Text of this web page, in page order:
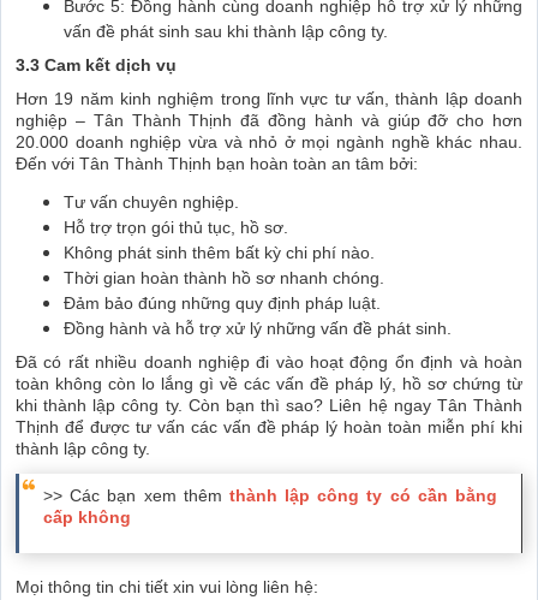
Bước 5: Đồng hành cùng doanh nghiệp hỗ trợ xử lý những
vấn đề phát sinh sau khi thành lập công ty.
3.3 Cam kết dịch vụ
Hơn 19 năm kinh nghiệm trong lĩnh vực tư vấn, thành lập doanh
nghiệp – Tân Thành Thịnh đã đồng hành và giúp đỡ cho hơn
20.000 doanh nghiệp vừa và nhỏ ở mọi ngành nghề khác nhau.
Đến với Tân Thành Thịnh bạn hoàn toàn an tâm bởi:
Tư vấn chuyên nghiệp.
Hỗ trợ trọn gói thủ tục, hồ sơ.
Không phát sinh thêm bất kỳ chi phí nào.
Thời gian hoàn thành hồ sơ nhanh chóng.
Đảm bảo đúng những quy định pháp luật.
Đồng hành và hỗ trợ xử lý những vấn đề phát sinh.
Đã có rất nhiều doanh nghiệp đi vào hoạt động ổn định và hoàn
toàn không còn lo lắng gì về các vấn đề pháp lý, hồ sơ chứng từ
khi thành lập công ty. Còn bạn thì sao? Liên hệ ngay Tân Thành
Thịnh để được tư vấn các vấn đề pháp lý hoàn toàn miễn phí khi
thành lập công ty.
>> Các bạn xem thêm thành lập công ty có cần bằng
cấp không
Mọi thông tin chi tiết xin vui lòng liên hệ: